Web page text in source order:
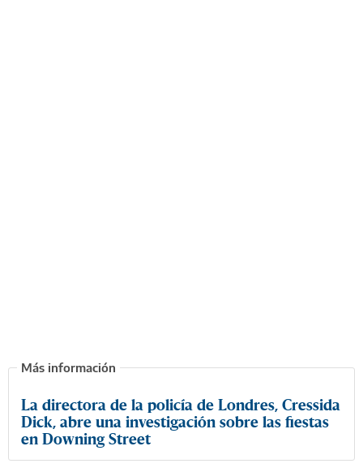
La directora de la policía de Londres, Cressida
Dick, abre una investigación sobre las fiestas
en Downing Street